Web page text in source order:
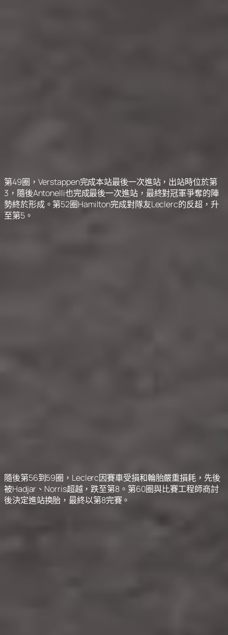
第49圈，Verstappen完成本站最後一次進站，出站時位於第
3，隨後Antonelli也完成最後一次進站，最終對冠軍爭奪的陣
勢終於形成。第52圈Hamilton完成對隊友Leclerc的反超，升
至第5。
隨後第56到59圈，Leclerc因賽車受損和輪胎嚴重損耗，先後
被Hadjar、Norris超越，跌至第8。第60圈與比賽工程師商討
後決定進站换胎，最終以第8完賽。